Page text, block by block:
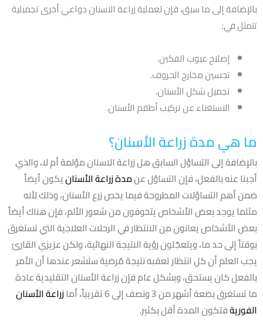
بالإضافة إلى ما سبق، فإن لعملية زراعة الاسنان دواعي أخرى تجميلية
تتمثل في:
إصلاح عيوب الفكين.
تحسين مخارج الحروف.
تجميل شكل الأسنان.
الاستغناء عن تركيب أطقم الأسنان.
ما هي مدة زراعة الأسنان؟
بالإضافة إلى التساؤل السابق هل زراعة الاسنان مؤلمة أم لا، والذي
أجبنا عنه بالفعل، فإن التساؤل عنمدة زراعة الأسنانيكون أيضاً
ضمن أهم التساؤلات المطروحة فيما يخص زرع الأسنان، وذلك لأنه
مثلما يوجد بعض الأشخاص يتخوفون من شعور الألم، فإن هناك أيضاً
بعض الأشخاص يعانون من الانتظار في الرحلات العلاجية التي تستغرق
بوقتاً إلى حد ما، ويتعجّلون رؤية النتيجة النهائية، ولكن عزيزي القارئ
يجب العلم أن كل انتظار تعقبه نتيجة مُرضية ستشعر عندها أن الأمر
بالفعل كان يستحق، وبشكل عام فإن زراعة الأسنان التقليدية عادة
ما تستغرق بضعة أشهر من 3 ونصف إلى 6 تقريباً، أما
زراعة الأسنان
الفوريةفتكون المدة أقل بكثير.